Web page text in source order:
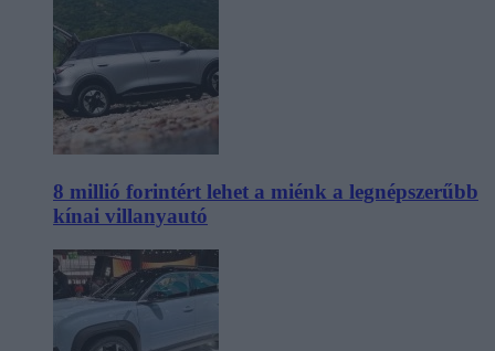
8 millió forintért lehet a miénk a legnépszerűbb
kínai villanyautó